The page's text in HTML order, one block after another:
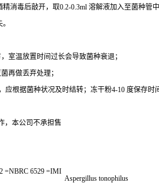
消毒后敲开，取0.2-0.3ml 溶解液加入至菌种
室温放置时间过长会导致菌种衰退；
再做丢弃处理；
根据菌种状况及时结转；冻干粉4-10 度保存时
，本公司不承担售
=NBRC 6529 =IMI
Aspergillus tonophilus